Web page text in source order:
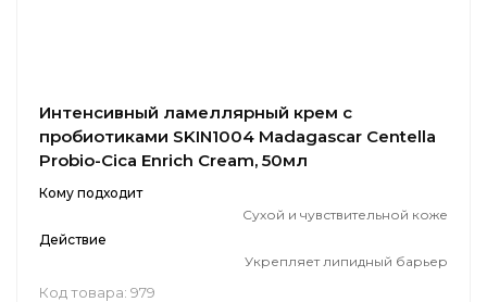
Интенсивный ламеллярный крем с
пробиотиками SKIN1004 Madagascar Centella
Probio-Cica Enrich Cream, 50мл
Кому подходит
Сухой и чувствительной коже
Действие
Укрепляет липидный барьер
Код товара: 979